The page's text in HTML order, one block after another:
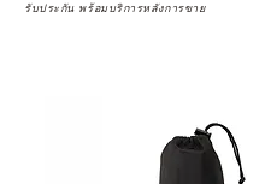
รับประกัน พร้อมบริการหลังการขาย